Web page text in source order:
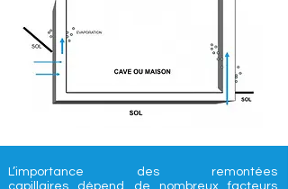
L’importance des remontées
capillaires dépend de nombreux facteurs